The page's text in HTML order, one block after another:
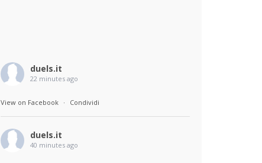
duels.it
22 minutes ago
View on Facebook · Condividi
duels.it
40 minutes ago